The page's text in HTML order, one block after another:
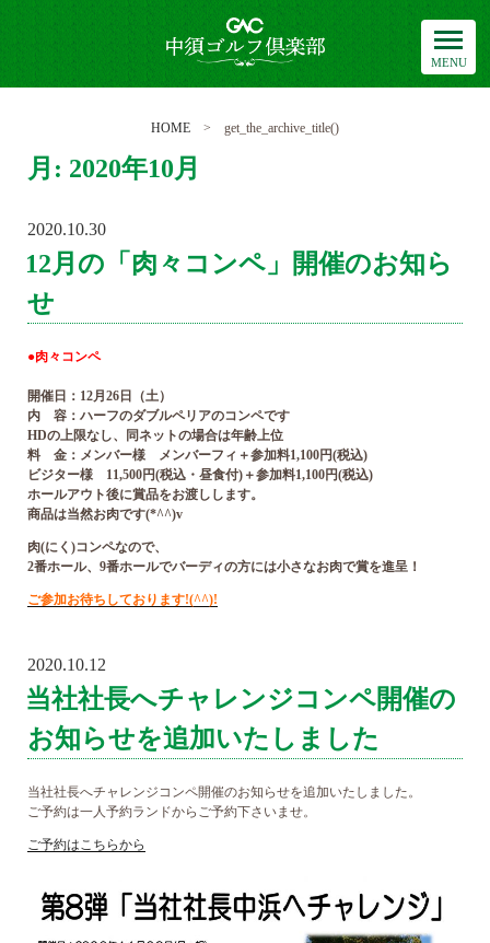
中須ゴルフ倶楽部
HOME > get_the_archive_title()
月: 2020年10月
POSTED
2020.10.30
12月の「肉々コンペ」開催のお知ら
せ
●肉々コンペ
開催日：12月26日（土）
内 容：ハーフのダブルペリアのコンペです
HDの上限なし、同ネットの場合は年齢上位
料 金：メンバー様 メンバーフィ＋参加料1,100円(税込)
ビジター様 11,500円(税込・昼食付)＋参加料1,100円(税込)
ホールアウト後に賞品をお渡しします。
商品は当然お肉です(*^^)v
肉(にく)コンペなので、
2番ホール、9番ホールでバーディの方には小さなお肉で賞を進呈！
ご参加お待ちしております!(^^)!
POSTED
ON
2020.10.12
当社社長へチャレンジコンペ開催の
お知らせを追加いたしました
当社社長へチャレンジコンペ開催のお知らせを追加いたしました。
ご予約は一人予約ランドからご予約下さいませ。
ご予約はこちらから